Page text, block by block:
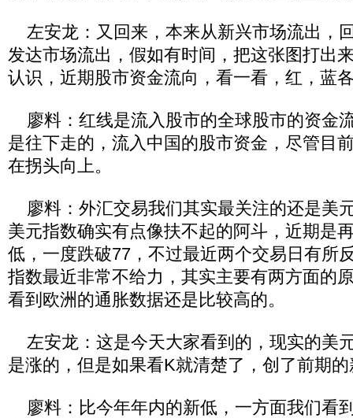
左安龙：又回来，本来从新兴市场流出，
发达市场流出，假如有时间，把这张图打出
认识，近期股市资金流向，看一看，红，蓝
廖料：红线是流入股市的全球股市的资金
是往下走的，流入中国的股市资金，尽管目
在拐头向上。
廖料：外汇交易我们其实最关注的还是美
美元指数确实有点像扶不起的阿斗，近期是
低，一度跌破77，不过最近两个交易日有所
指数最近非常不给力，其实主要有两方面的
看到欧洲的通胀数据还是比较高的。
左安龙：这是今天大家看到的，现实的美
是涨的，但是如果看K就清楚了，创了前期
廖料：比今年年内的新低，一方面我们看